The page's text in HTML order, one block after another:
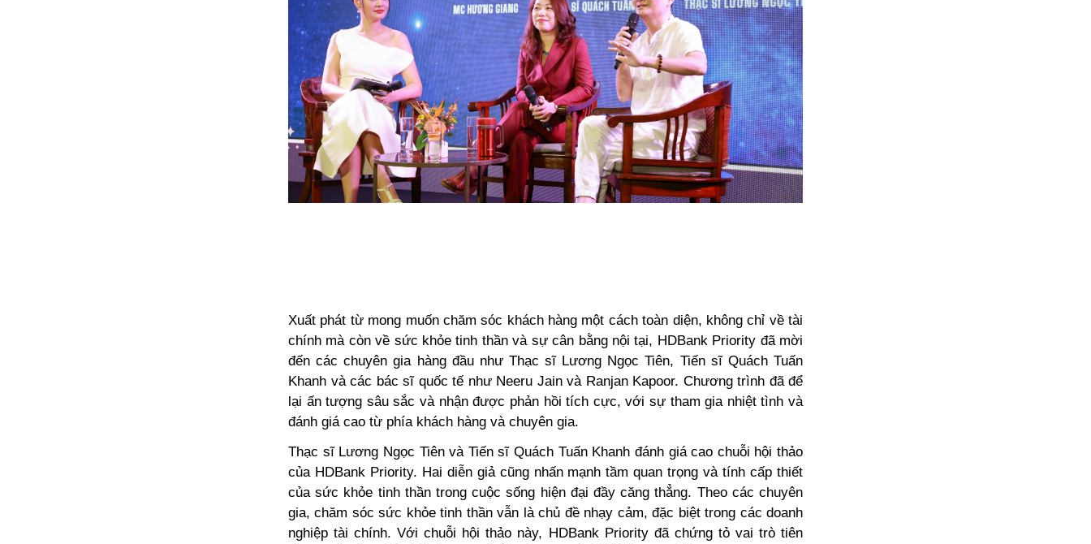
Xuất phát từ mong muốn chăm sóc khách hàng một cách toàn diện, không chỉ về tài
chính mà còn về sức khỏe tinh thần và sự cân bằng nội tại, HDBank Priority đã mời
đến các chuyên gia hàng đầu như Thạc sĩ Lương Ngọc Tiên, Tiến sĩ Quách Tuấn
Khanh và các bác sĩ quốc tế như Neeru Jain và Ranjan Kapoor. Chương trình đã để
lại ấn tượng sâu sắc và nhận được phản hồi tích cực, với sự tham gia nhiệt tình và
đánh giá cao từ phía khách hàng và chuyên gia.
Thạc sĩ Lương Ngọc Tiên và Tiến sĩ Quách Tuấn Khanh đánh giá cao chuỗi hội thảo
của HDBank Priority. Hai diễn giả cũng nhấn mạnh tầm quan trọng và tính cấp thiết
của sức khỏe tinh thần trong cuộc sống hiện đại đầy căng thẳng. Theo các chuyên
gia, chăm sóc sức khỏe tinh thần vẫn là chủ đề nhạy cảm, đặc biệt trong các doanh
nghiệp tài chính. Với chuỗi hội thảo này, HDBank Priority đã chứng tỏ vai trò tiên